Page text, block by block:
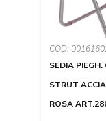
COD:
SEDIA
STRUT
ROSA